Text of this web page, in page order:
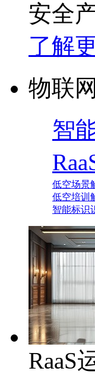
安全
了解
物联网
智
低空场景
低空培训
智能标识
RaaS